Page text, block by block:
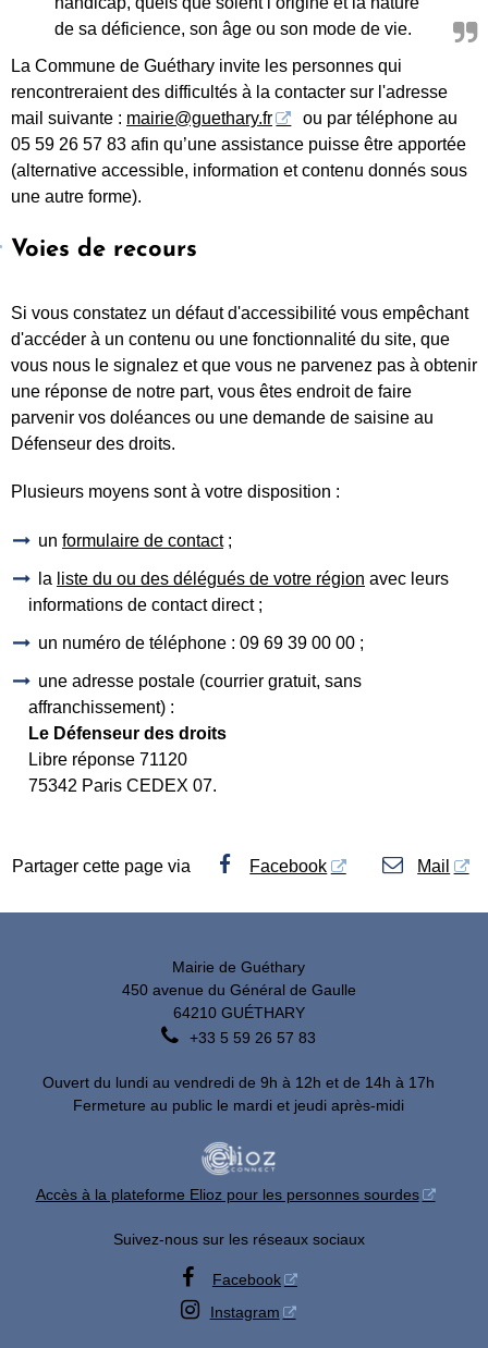
de sa déficience, son âge ou son mode de vie.
La Commune de Guéthary invite les personnes qui
rencontreraient des difficultés à la contacter sur l'adresse
mail suivante : mairie@guethary.fr
ou par téléphone au
05 59 26 57 83 afin qu’une assistance puisse être apportée
(alternative accessible, information et contenu donnés sous
une autre forme).
Voies de recours
Si vous constatez un défaut d'accessibilité vous empêchant
d'accéder à un contenu ou une fonctionnalité du site, que
vous nous le signalez et que vous ne parvenez pas à obtenir
une réponse de notre part, vous êtes endroit de faire
parvenir vos doléances ou une demande de saisine au
Défenseur des droits.
Plusieurs moyens sont à votre disposition :
un formulaire de contact;
la liste du ou des délégués de votre région avec leurs
informations de contact direct ;
un numéro de téléphone : 09 69 39 00 00 ;
une adresse postale (courrier gratuit, sans
affranchissement) :
Le Défenseur des droits
Libre réponse 71120
75342 Paris CEDEX 07.
Partager cette page via Facebook Mail
Mairie de Guéthary
450 avenue du Général de Gaulle
64210 GUÉTHARY
 +33 5 59 26 57 83
Ouvert du lundi au vendredi de 9h à 12h et de 14h à 17h
Fermeture au public le mardi et jeudi après-midi
Accès à la plateforme Elioz pour les personnes sourdes
Suivez-nous sur les réseaux sociaux
 Facebook
 Instagram